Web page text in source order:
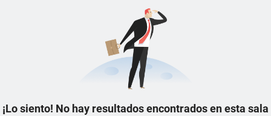
¡Lo siento! No hay resultados encontrados en esta sala